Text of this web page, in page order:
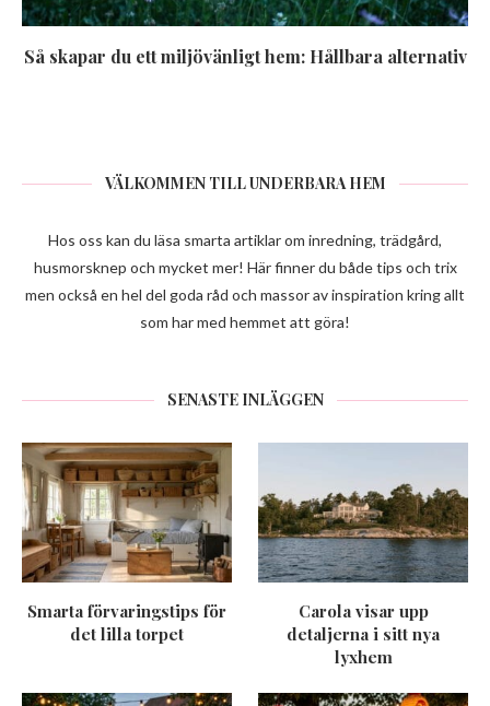
Så skapar du ett miljövänligt hem: Hållbara alternativ
VÄLKOMMEN TILL UNDERBARA HEM
Hos oss kan du läsa smarta artiklar om inredning, trädgård,
husmorsknep och mycket mer! Här finner du både tips och trix
men också en hel del goda råd och massor av inspiration kring allt
som har med hemmet att göra!
SENASTE INLÄGGEN
Smarta förvaringstips för
det lilla torpet
Carola visar upp
detaljerna i sitt nya
lyxhem